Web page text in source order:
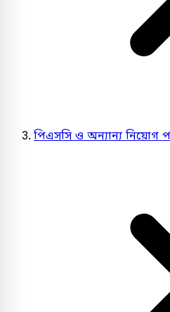
পিএসসি ও অন্যান্য নিয়োগ